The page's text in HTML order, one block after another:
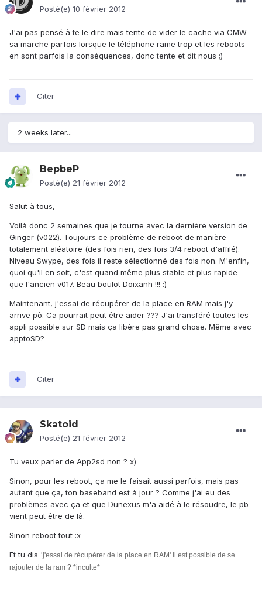
Posté(e) 10 février 2012
J'ai pas pensé à te le dire mais tente de vider le cache via CMW
sa marche parfois lorsque le téléphone rame trop et les reboots
en sont parfois la conséquences, donc tente et dit nous ;)
Citer
2 weeks later...
BepbeP
Posté(e) 21 février 2012
Salut à tous,
Voilà donc 2 semaines que je tourne avec la dernière version de
Ginger (v022). Toujours ce problème de reboot de manière
totalement aléatoire (des fois rien, des fois 3/4 reboot d'affilé).
Niveau Swype, des fois il reste sélectionné des fois non. M'enfin,
quoi qu'il en soit, c'est quand même plus stable et plus rapide
que l'ancien v017. Beau boulot Doixanh !!! :)
Maintenant, j'essai de récupérer de la place en RAM mais j'y
arrive pô. Ca pourrait peut être aider ??? J'ai transféré toutes les
appli possible sur SD mais ça libère pas grand chose. Même avec
apptoSD?
Citer
Skatoid
Posté(e) 21 février 2012
Tu veux parler de App2sd non ? x)
Sinon, pour les reboot, ça me le faisait aussi parfois, mais pas
autant que ça, ton baseband est à jour ? Comme j'ai eu des
problèmes avec ça et que Dunexus m'a aidé à le résoudre, le pb
vient peut être de là.
Sinon reboot tout :x
Et tu dis 'j'essai de récupérer de la place en RAM' il est possible de se
rajouter de la ram ? *inculte*